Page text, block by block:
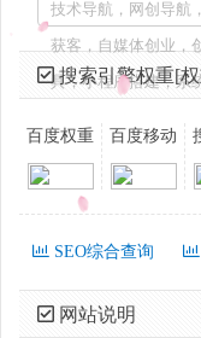
技术导航，网创导航
获客，自媒体创业，
具，小程序搭建，系
搜索引擎权重[
百度权重 百度移动
SEO综合查询
网站说明